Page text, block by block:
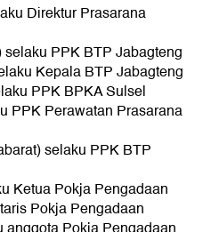
Direktur Prasarana
PPK BTP Jabagteng
Kepala BTP Jabagteng
PPK BPKA Sulsel
PPK Perawatan Prasarana
selaku PPK BTP
Ketua Pokja Pengadaan
Pokja Pengadaan